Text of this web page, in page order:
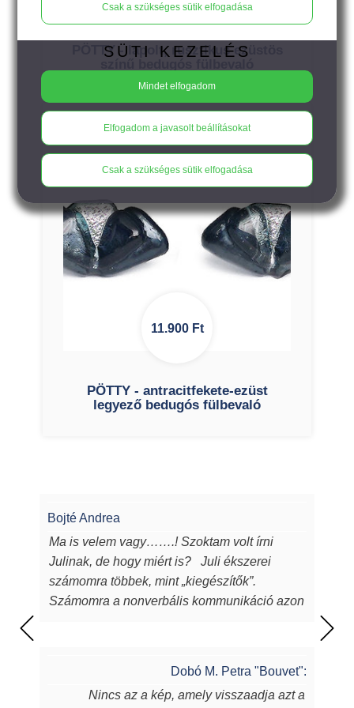
PÖTTY - lapolt, rusztikus ezüstös
11.900Ft
PÖTTY - antracitfekete-ezüst
legyező bedugós fülbevaló
Bojté Andrea
Ma is velem vagy…….! Szoktam volt írni
Julinak, de hogy miért is? Juli ékszerei
számomra többek, mint „kiegészítők”.
Számomra a nonverbális kommunikáció azon
egyediek, csodaszépek, igényesek,
sugározzák az alkotójuk által belevitt
Dobó M. Petra "Bouvet":
Nincs az a kép, amely visszaadja azt a
Csak a szükséges sütik elfogadása
SÜTI KEZELÉS
Mindet elfogadom
Elfogadom a javasolt beállításokat
Csak a szükséges sütik elfogadása